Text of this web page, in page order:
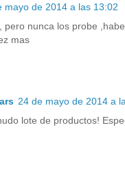
mayo de 2014 a las 13:02
pero nunca los probe
mas
24 de mayo de 2014 a
lote de productos!